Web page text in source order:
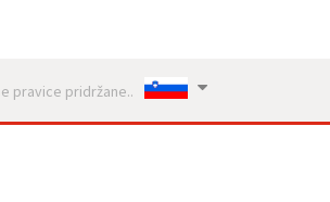
pravice pridržane..